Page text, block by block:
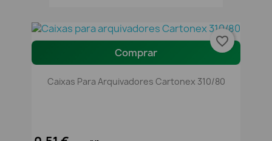
Comprar
Caixas Para Arquivadores Cartonex 310/80
favorite_border